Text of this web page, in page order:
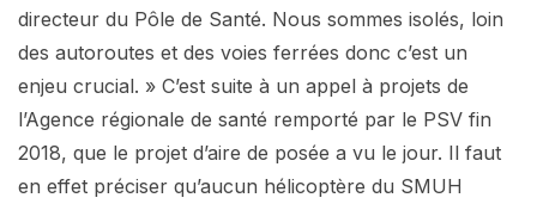
directeur du Pôle de Santé. Nous sommes isolés, loin
des autoroutes et des voies ferrées donc c’est un
enjeu crucial. » C’est suite à un appel à projets de
l’Agence régionale de santé remporté par le PSV fin
2018, que le projet d’aire de posée a vu le jour. Il faut
en effet préciser qu’aucun hélicoptère du SMUH